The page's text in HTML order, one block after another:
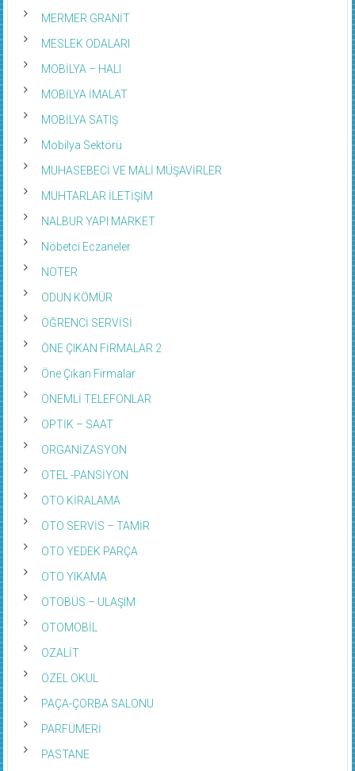
MERMER GRANİT
MESLEK ODALARI
MOBİLYA – HALI
MOBİLYA İMALAT
MOBİLYA SATIŞ
Mobilya Sektörü
MUHASEBECİ VE MALİ MÜŞAVİRLER
MUHTARLAR İLETİŞİM
NALBUR YAPI MARKET
Nöbetci Eczaneler
NOTER
ODUN KÖMÜR
ÖĞRENCİ SERVİSİ
ÖNE ÇIKAN FİRMALAR 2
Öne Çıkan Firmalar
ÖNEMLİ TELEFONLAR
OPTİK – SAAT
ORGANİZASYON
OTEL -PANSİYON
OTO KİRALAMA
OTO SERVİS – TAMİR
OTO YEDEK PARÇA
OTO YIKAMA
OTOBÜS – ULAŞIM
OTOMOBİL
OZALİT
ÖZEL OKUL
PAÇA-ÇORBA SALONU
PARFÜMERİ
PASTANE